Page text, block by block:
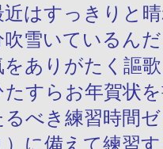
近はすっきりと
吹雪いているん
をありがたく謳
たすらお年賀状
るべき練習時間
）に備えて練習